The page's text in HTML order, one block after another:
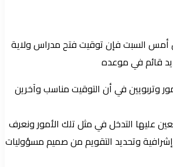
أمس السبت فإن توقيت فتح مدراس ولاية
قائم في موعده
وتربويين في أن التوقيت مناسب وآخرين
عليها التدخل في مثل تلك الأمور ونعرف
وتحديد التقويم من صميم مسؤوليات